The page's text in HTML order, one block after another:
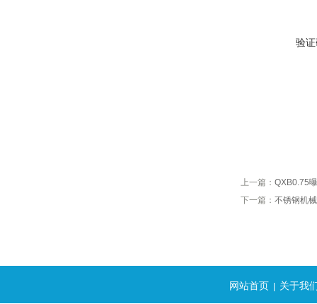
验
上一篇： QXB0.75
下一篇： 不锈钢机
网站首页 关于我